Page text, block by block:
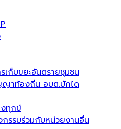
เก็บขยะอันตรายชุมชน
าท้องถิ่น อบต.บักได
งทุกข์
รรมร่วมกับหน่วยงานอื่น